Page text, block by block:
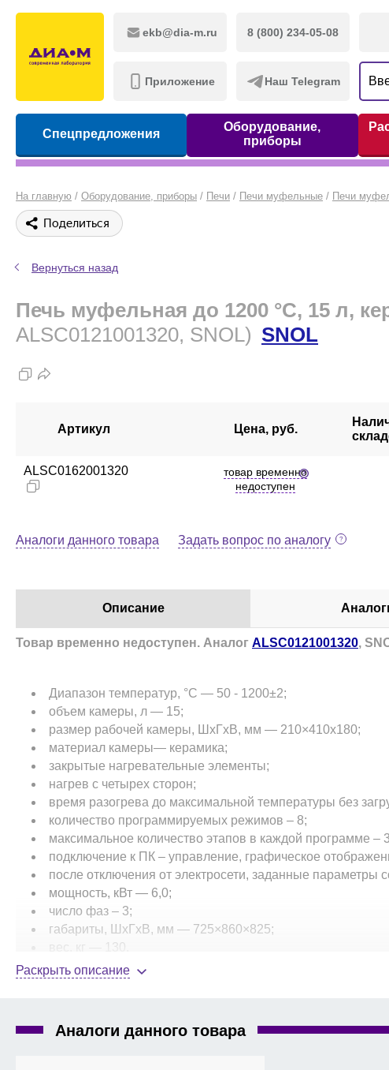
ekb@dia-m.ru 8 (800) 234-05-08
Приложение Наш Telegram
Спецпредложения
Оборудование,
приборы
На главную / Оборудование, приборы / Печи / Печи муфельные / Печи
Поделиться
Вернуться назад
Печь муфельная до 1200 °С, 15 л,
ALSC0121001320, SNOL) SNOL
Артикул Цена, руб.
ALSC0162001320
товар временно
недоступен
Аналоги данного товара Задать вопрос по аналогу
Описание
Товар временно недоступен. Аналог ALSC0121001320,
Диапазон температур, °C — 50 - 1200±2;
объем камеры, л — 15;
размер рабочей камеры, ШхГхВ, мм — 210×410х180;
материал камеры— керамика;
закрытые нагревательные элементы;
нагрев с четырех сторон;
время разогрева до максимальной температуры без
количество программируемых режимов – 8;
максимальное количество этапов в каждой программе –
подключение к ПК – управление, графическое
после отключения от электросети, заданные параметры
мощность, кВт — 6,0;
число фаз – 3;
габариты, ШхГхВ, мм — 725×860×825;
вес, кг — 130.
Комплект поставки:печь муфельная
Раскрыть описание
Аналоги данного товара